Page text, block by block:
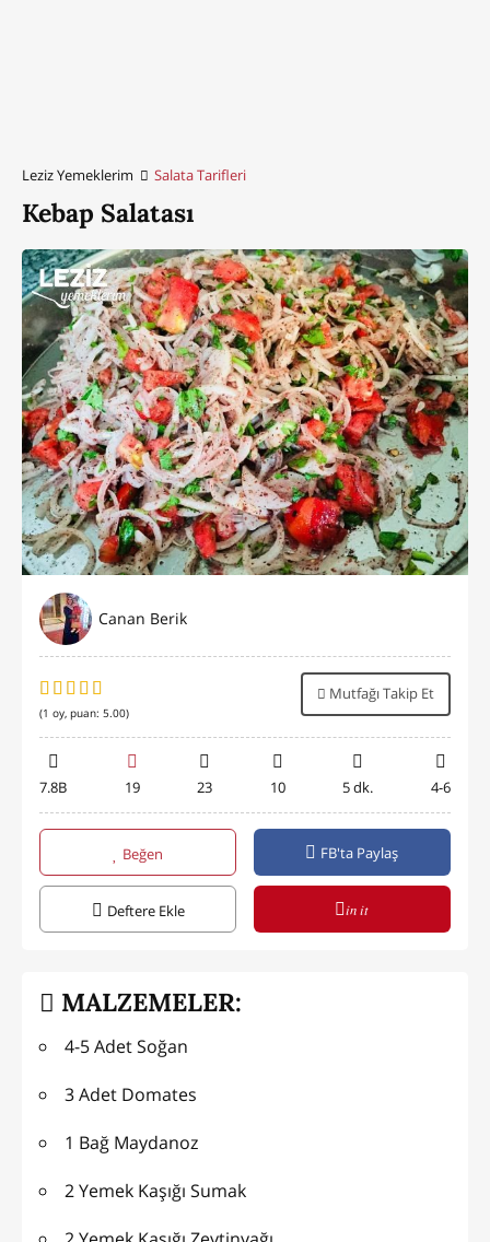
Leziz Yemeklerim Salata Tarifleri
Kebap Salatası
Canan Berik
(1 oy, puan: 5.00)
Mutfağı Takip Et
7.8B 19 23 10 5 dk. 4-6
Beğen FB'ta Paylaş
Deftere Ekle in it
MALZEMELER:
4-5 Adet Soğan
3 Adet Domates
1 Bağ Maydanoz
2 Yemek Kaşığı Sumak